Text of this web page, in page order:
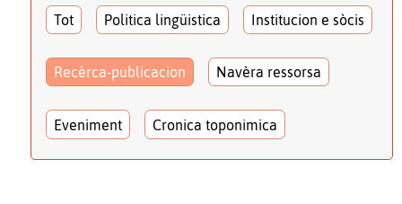
Tot Politica lingüistica Institucion e sòcis
Recèrca-publicacion Navèra ressorsa
Eveniment Cronica toponimica